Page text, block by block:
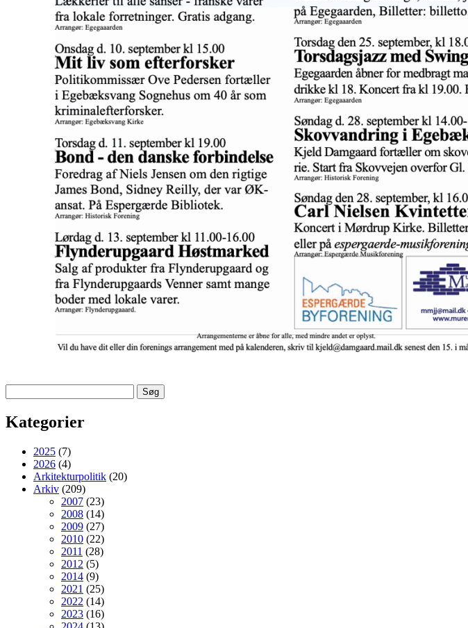
efter:
Kategorier
2025 (7)
2026 (4)
Arkitekturpolitik (20)
Arkiv (209)
2007 (23)
2008 (14)
2009 (27)
2010 (22)
2011 (28)
2012 (5)
2014 (9)
2021 (25)
2022 (14)
2023 (16)